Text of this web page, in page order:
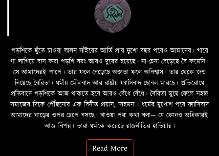
পড়শিকে ছুঁতে চাওয়া লালন সাঁইয়ের আর্তি প্রায় দুশো বছর পরেও আমাদের। গায়ে
গা লাগিয়ে বাস করা পড়শি বরং আরও দুরের হয়েছে। না-চেনা বেড়েছে বৈ কমেনি।
সে আমাদেরই পাপে। তার ফলে বেড়েছে অজ্ঞতা ফলে অবিশ্বাস। তার থেকে জন্ম
নিয়েছে বৈরিতা। ধর্মীয় মৌলবাদ আর রাষ্ট্রীয় ফ্যাসিবাদ ছোবল মারছে। প্রতিরোধে
প্রতিবাদে পড়শিকে আজ থাকতে হবে আরও বেঁধে বেঁধে। বৈরিতা মুছে ফেলে সহজ
সমাজের দিকে পৌঁছনোর এক বিনীত প্রয়াস, ‘সহমন’। ধর্মের মুখোশ পরে ফ্যাসিবাদ
আমাদের ঘাড়ের ওপর চেপে বসছে। খাওয়া পরা কথা বলা—­­ যে কোনও অধিকারই
আজ বিপন্ন। তারা ধর্মকে করেছে রাজনীতির হাতিয়ার।
Read More